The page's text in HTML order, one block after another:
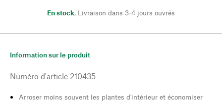
En stock, Livraison dans 3-4 jours ouvrés
Information sur le produit
Numéro d'article 210435
Arroser moins souvent les plantes d'intérieur et économiser